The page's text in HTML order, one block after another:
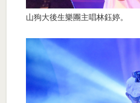
山狗大後生樂團主唱林鈺婷。